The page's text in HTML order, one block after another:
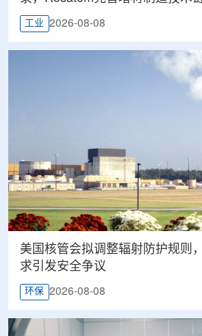
工业 2026-08-08
美国核管会拟调整辐射防护规则
求引发安全争议
环保 2026-08-08